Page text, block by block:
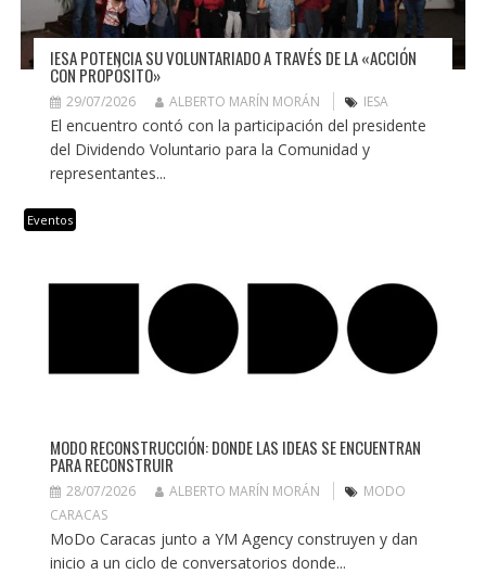
IESA POTENCIA SU VOLUNTARIADO A TRAVÉS DE LA «ACCIÓN
CON PROPÓSITO»
29/07/2026 ALBERTO MARÍN MORÁN IESA
El encuentro contó con la participación del presidente
del Dividendo Voluntario para la Comunidad y
representantes...
Eventos
MODO RECONSTRUCCIÓN: DONDE LAS IDEAS SE ENCUENTRAN
PARA RECONSTRUIR
28/07/2026 ALBERTO MARÍN MORÁN
MODO
CARACAS
MoDo Caracas junto a YM Agency construyen y dan
inicio a un ciclo de conversatorios donde...